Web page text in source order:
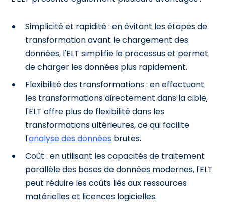
Simplicité et rapidité : en évitant les étapes de
transformation avant le chargement des
données, l'ELT simplifie le processus et permet
de charger les données plus rapidement.
Flexibilité des transformations : en effectuant
les transformations directement dans la cible,
l'ELT offre plus de flexibilité dans les
transformations ultérieures, ce qui facilite
l'analyse des données brutes.
Coût : en utilisant les capacités de traitement
parallèle des bases de données modernes, l'ELT
peut réduire les coûts liés aux ressources
matérielles et licences logicielles.